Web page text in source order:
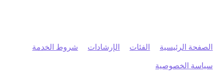
الصفحة الرئيسية الفئات الإرشادات شروط الخدمة
سياسة الخصوصية